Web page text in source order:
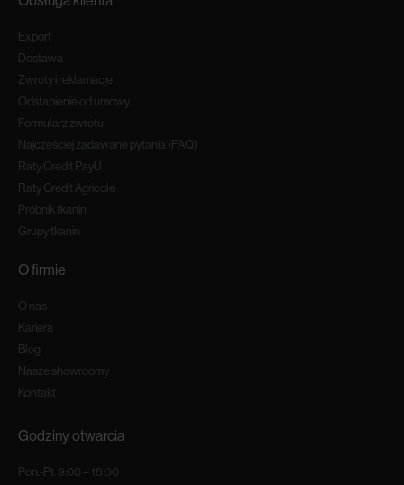
Export
Dostawa
Zwroty i reklamacje
Odstapienie od umowy
Formularz zwrotu
Najczęściej zadawane pytania (FAQ)
Raty Credit PayU
Raty Credit Agricole
Próbnik tkanin
Grupy tkanin
O firmie
O nas
Kariera
Blog
Nasze showroomy
Kontakt
Godziny otwarcia
Pon.-Pt. 9:00 – 18:00